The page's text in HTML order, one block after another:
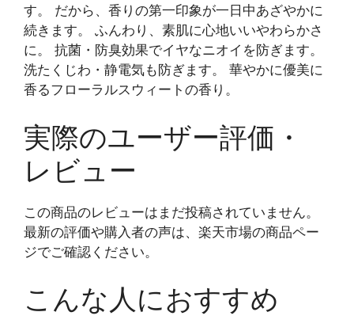
す。 だから、香りの第一印象が一日中あざやかに
続きます。 ふんわり、素肌に心地いいやわらかさ
に。 抗菌・防臭効果でイヤなニオイを防ぎます。
洗たくじわ・静電気も防ぎます。 華やかに優美に
香るフローラルスウィートの香り。
実際のユーザー評価・
レビュー
この商品のレビューはまだ投稿されていません。
最新の評価や購入者の声は、楽天市場の商品ペー
ジでご確認ください。
こんな人におすすめ